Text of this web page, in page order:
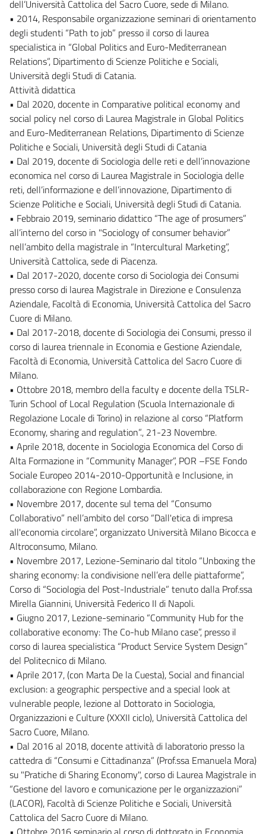
dell’Università Cattolica del Sacro Cuore, sede di Milano.
• 2014, Responsabile organizzazione seminari di orientamento
degli studenti “Path to job” presso il corso di laurea
specialistica in “Global Politics and Euro-Mediterranean
Relations”, Dipartimento di Scienze Politiche e Sociali,
Università degli Studi di Catania.
Attività didattica
• Dal 2020, docente in Comparative political economy and
social policy nel corso di Laurea Magistrale in Global Politics
and Euro-Mediterranean Relations, Dipartimento di Scienze
Politiche e Sociali, Università degli Studi di Catania
• Dal 2019, docente di Sociologia delle reti e dell’innovazione
economica nel corso di Laurea Magistrale in Sociologia delle
reti, dell’informazione e dell’innovazione, Dipartimento di
Scienze Politiche e Sociali, Università degli Studi di Catania.
• Febbraio 2019, seminario didattico “The age of prosumers”
all’interno del corso in "Sociology of consumer behavior”
nell’ambito della magistrale in “Intercultural Marketing”,
Università Cattolica, sede di Piacenza.
• Dal 2017-2020, docente corso di Sociologia dei Consumi
presso corso di laurea Magistrale in Direzione e Consulenza
Aziendale, Facoltà di Economia, Università Cattolica del Sacro
Cuore di Milano.
• Dal 2017-2018, docente di Sociologia dei Consumi, presso il
corso di laurea triennale in Economia e Gestione Aziendale,
Facoltà di Economia, Università Cattolica del Sacro Cuore di
Milano.
• Ottobre 2018, membro della faculty e docente della TSLR-
Turin School of Local Regulation (Scuola Internazionale di
Regolazione Locale di Torino) in relazione al corso “Platform
Economy, sharing and regulation”., 21-23 Novembre.
• Aprile 2018, docente in Sociologia Economica del Corso di
Alta Formazione in “Community Manager”, POR –FSE Fondo
Sociale Europeo 2014-2010-Opportunità e Inclusione, in
collaborazione con Regione Lombardia.
• Novembre 2017, docente sul tema del “Consumo
Collaborativo” nell’ambito del corso “Dall'etica di impresa
all'economia circolare”, organizzato Università Milano Bicocca e
Altroconsumo, Milano.
• Novembre 2017, Lezione-Seminario dal titolo “Unboxing the
sharing economy: la condivisione nell’era delle piattaforme”,
Corso di “Sociologia del Post-Industriale” tenuto dalla Prof.ssa
Mirella Giannini, Università Federico II di Napoli.
• Giugno 2017, Lezione-seminario “Community Hub for the
collaborative economy: The Co-hub Milano case”, presso il
corso di laurea specialistica “Product Service System Design”
del Politecnico di Milano.
• Aprile 2017, (con Marta De la Cuesta), Social and financial
exclusion: a geographic perspective and a special look at
vulnerable people, lezione al Dottorato in Sociologia,
Organizzazioni e Culture (XXXII ciclo), Università Cattolica del
Sacro Cuore, Milano.
• Dal 2016 al 2018, docente attività di laboratorio presso la
cattedra di “Consumi e Cittadinanza” (Prof.ssa Emanuela Mora)
su "Pratiche di Sharing Economy", corso di Laurea Magistrale in
“Gestione del lavoro e comunicazione per le organizzazioni”
(LACOR), Facoltà di Scienze Politiche e Sociali, Università
Cattolica del Sacro Cuore di Milano.